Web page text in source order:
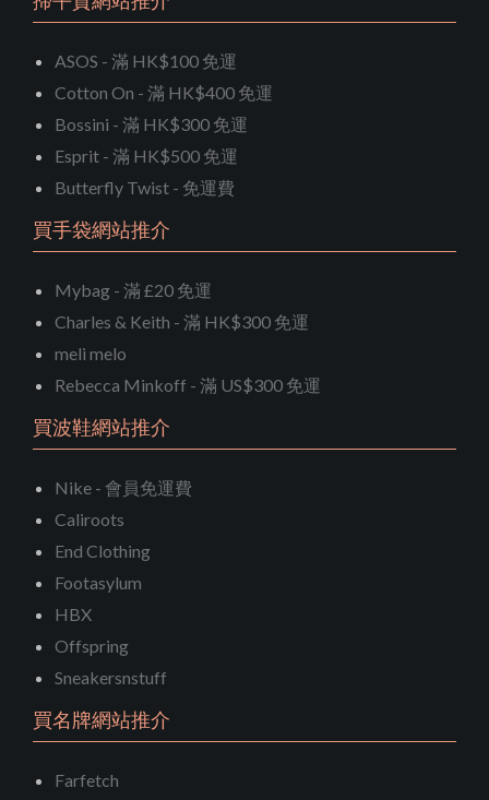
ASOS - 滿 HK$100 免運
Cotton On - 滿 HK$400 免運
Bossini - 滿 HK$300 免運
Esprit - 滿 HK$500 免運
Butterfly Twist - 免運費
買手袋網站推介
Mybag - 滿 £20 免運
Charles & Keith - 滿 HK$300 免運
meli melo
Rebecca Minkoff - 滿 US$300 免運
買波鞋網站推介
Nike - 會員免運費
Caliroots
End Clothing
Footasylum
HBX
Offspring
Sneakersnstuff
買名牌網站推介
Farfetch